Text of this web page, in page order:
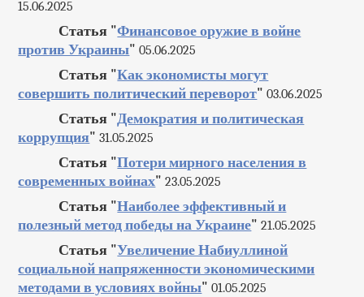
15.06.2025
Статья "Финансовое оружие в войне
против Украины" 05.06.2025
Статья "Как экономисты могут
совершить политический переворот" 03.06.2025
Статья "Демократия и политическая
коррупция" 31.05.2025
Статья "Потери мирного населения в
современных войнах" 23.05.2025
Статья "Наиболее эффективный и
полезный метод победы на Украине" 21.05.2025
Статья "Увеличение Набиуллиной
социальной напряженности экономическими
методами в условиях войны" 01.05.2025